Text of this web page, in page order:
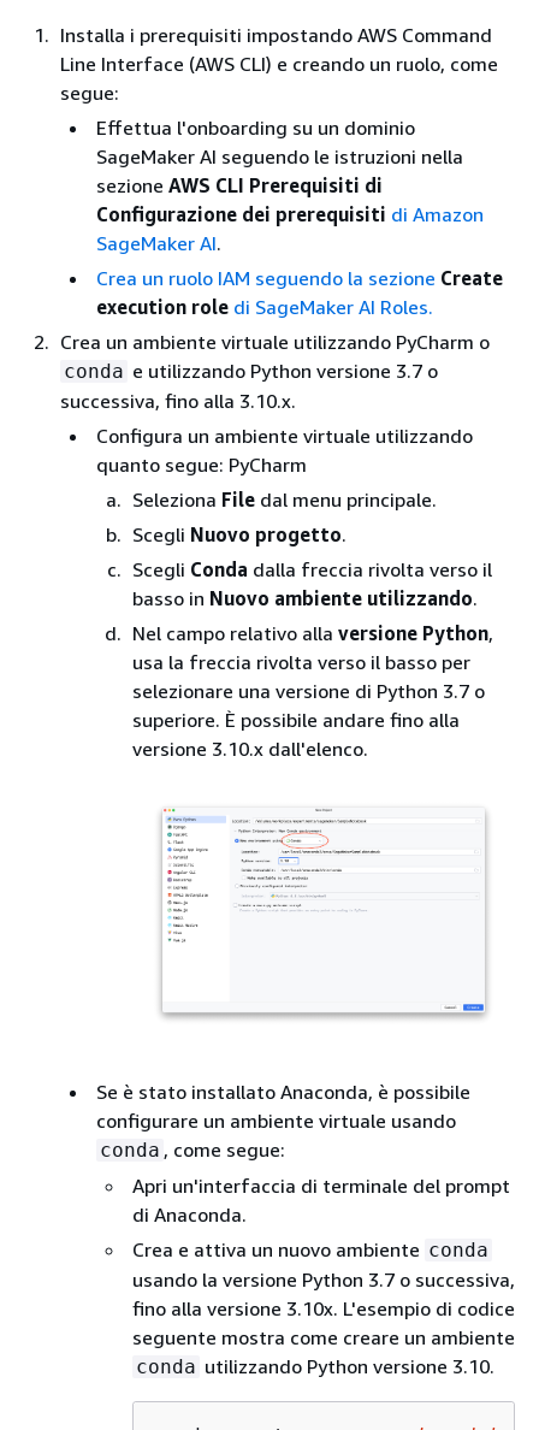
Installa i prerequisiti impostando AWS Command
Line Interface (AWS CLI) e creando un ruolo, come
segue:
Effettua l'onboarding su un dominio
SageMaker AI seguendo le istruzioni nella
sezione AWS CLI Prerequisiti di
Configurazione dei prerequisiti di Amazon
SageMaker AI.
Crea un ruolo IAM seguendo la sezione Create
execution role di SageMaker AI Roles.
Crea un ambiente virtuale utilizzando PyCharm o
conda e utilizzando Python versione 3.7 o
successiva, fino alla 3.10.x.
Configura un ambiente virtuale utilizzando
quanto segue: PyCharm
Seleziona File dal menu principale.
Scegli Nuovo progetto.
Scegli Conda dalla freccia rivolta verso il
basso in Nuovo ambiente utilizzando.
Nel campo relativo alla versione Python,
usa la freccia rivolta verso il basso per
selezionare una versione di Python 3.7 o
superiore. È possibile andare fino alla
versione 3.10.x dall'elenco.
Se è stato installato Anaconda, è possibile
configurare un ambiente virtuale usando
conda , come segue:
Apri un'interfaccia di terminale del prompt
di Anaconda.
Crea e attiva un nuovo ambiente conda
usando la versione Python 3.7 o successiva,
fino alla versione 3.10x. L'esempio di codice
seguente mostra come creare un ambiente
conda utilizzando Python versione 3.10.